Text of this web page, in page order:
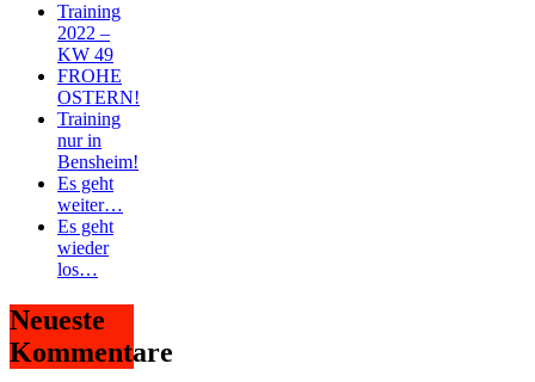
Training
2022 –
KW 49
FROHE
OSTERN!
Training
nur in
Bensheim!
Es geht
weiter…
Es geht
wieder
los…
Neueste
Kommentare